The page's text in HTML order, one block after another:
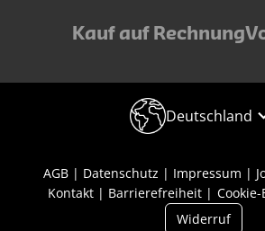
Kauf auf Rechnung
Deutschland
AGB Datenschutz Impressum
Kontakt
Barrierefreiheit
Widerruf